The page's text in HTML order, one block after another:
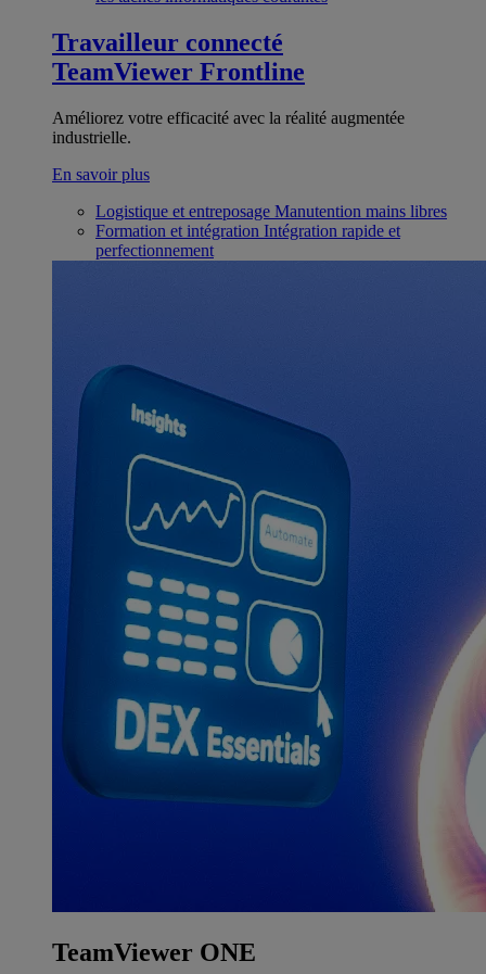
Travailleur connecté
TeamViewer Frontline
Améliorez votre efficacité avec la réalité augmentée
industrielle.
En savoir plus
Logistique et entreposage Manutention mains libres
Formation et intégration Intégration rapide et
perfectionnement
TeamViewer ONE